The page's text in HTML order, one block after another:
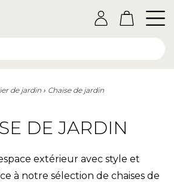
de jardin Chaise de jardin
DE JARDIN
extérieur avec style et
à notre sélection de chaises de